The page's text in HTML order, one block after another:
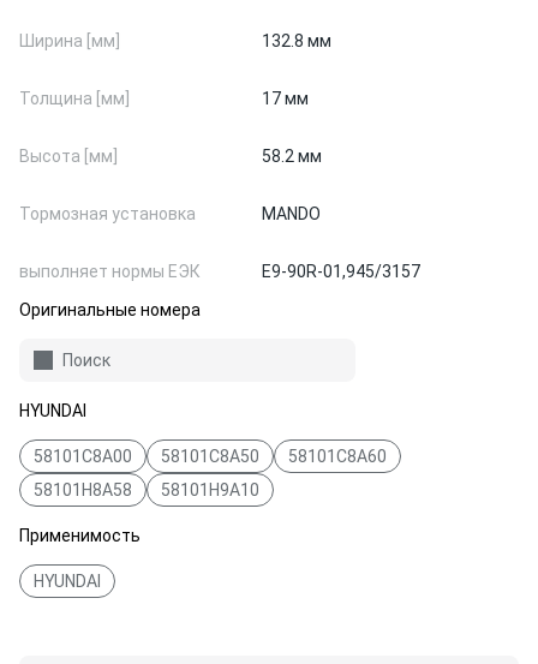
Ширина [мм] 132.8 мм
Толщина [мм] 17 мм
Высота [мм] 58.2 мм
Тормозная установка MANDO
выполняет нормы ЕЭК
E9-90R-01,945/3157
Оригинальные номера
Поиск
HYUNDAI
58101C8A00 58101C8A50
58101C8A60
58101H8A58
58101H9A10
Применимость
HYUNDAI